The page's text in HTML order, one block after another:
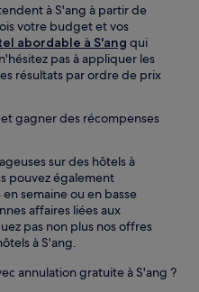
à S'ang à partir de
votre budget et vos
abordable à S'ang qui
pas à appliquer les
résultats par ordre de prix
gagner des récompenses
sur des hôtels à
pouvez également
semaine ou en basse
affaires liées aux
pas non plus nos offres
à S'ang.
annulation gratuite à S'ang ?